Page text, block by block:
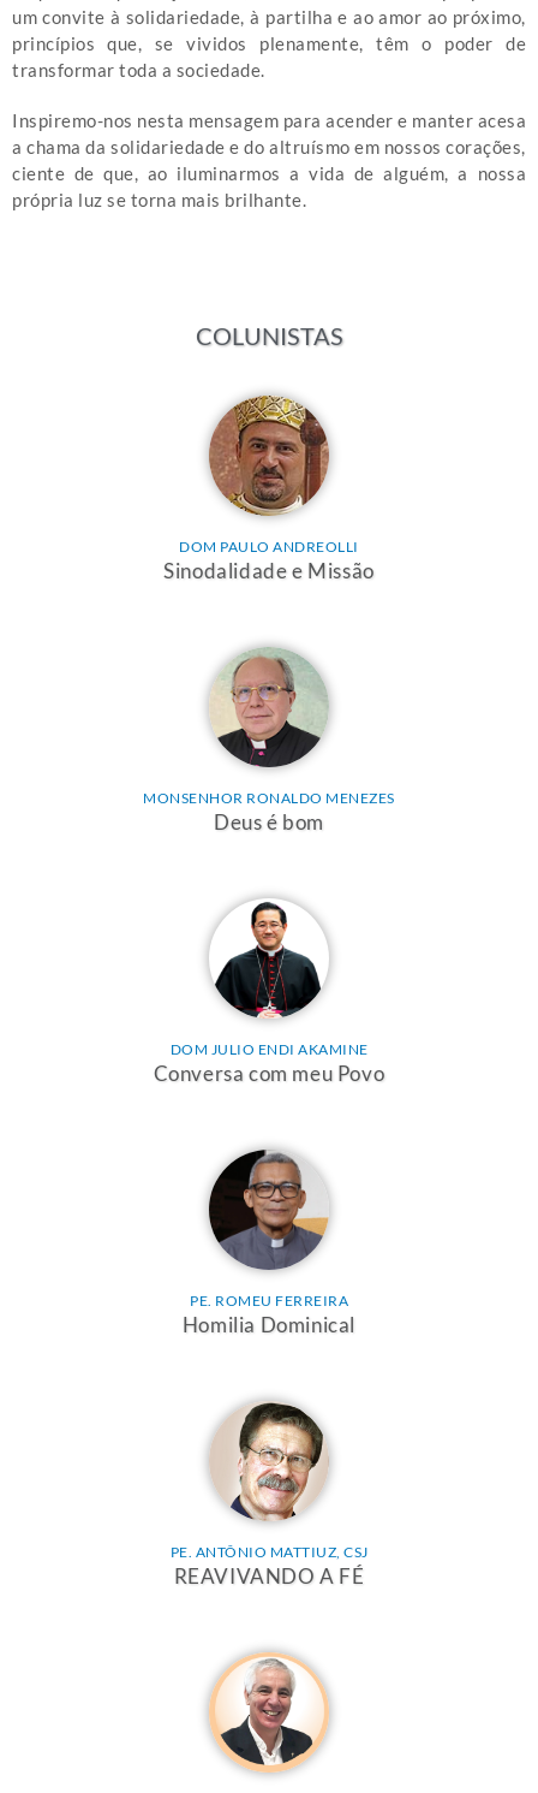
um convite à solidariedade, à partilha e ao amor ao próximo,
princípios que, se vividos plenamente, têm o poder de
transformar toda a sociedade.
Inspiremo-nos nesta mensagem para acender e manter acesa
a chama da solidariedade e do altruísmo em nossos corações,
ciente de que, ao iluminarmos a vida de alguém, a nossa
própria luz se torna mais brilhante.
COLUNISTAS
DOM PAULO ANDREOLLI
Sinodalidade e Missão
MONSENHOR RONALDO MENEZES
Deus é bom
DOM JULIO ENDI AKAMINE
Conversa com meu Povo
PE. ROMEU FERREIRA
Homilia Dominical
PE. ANTÔNIO MATTIUZ, CSJ
REAVIVANDO A FÉ